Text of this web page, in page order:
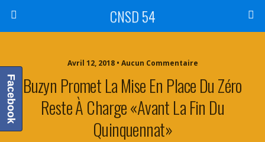
CNSD 54
Avril 12, 2018 • Aucun Commentaire
Buzyn Promet La Mise En Place Du Zéro
Reste À Charge «avant La Fin Du
Quinquennat»
Facebook